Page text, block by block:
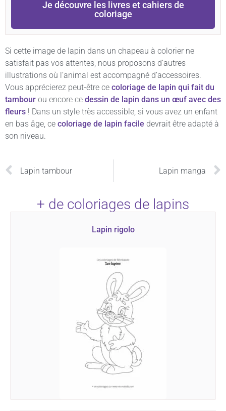
Je découvre les livres et cahiers de
coloriage
Si cette image de lapin dans un chapeau à colorier ne
satisfait pas vos attentes, nous proposons d’autres
illustrations où l’animal est accompagné d’accessoires.
Vous apprécierez peut-être ce coloriage de lapin qui fait du
tambour ou encore ce dessin de lapin dans un œuf avec des
fleurs ! Dans un style très accessible, si vous avez un enfant
en bas âge, ce coloriage de lapin facile devrait être adapté à
son niveau.
Lapin tambour Lapin manga
+ de coloriages de lapins
Lapin rigolo